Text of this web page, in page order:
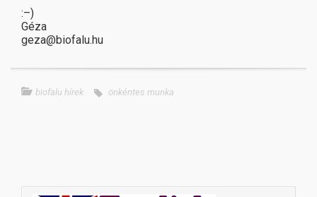
:–)
Géza
geza@biofalu.hu
biofalu hírek önkéntes munka